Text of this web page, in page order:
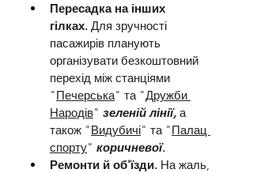
Пересадка на інших
гілках. Для зручності
пасажирів планують
організувати безкоштовний
перехід між станціями
"Печерська" та "Дружби
Народів" зеленій лінії, а
також "Видубичі" та "Палац
спорту" коричневої.
Ремонти й об'їзди. На жаль,